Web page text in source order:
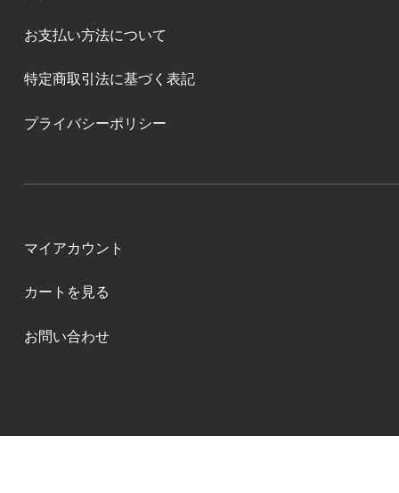
お支払い方法について
特定商取引法に基づく表記
プライバシーポリシー
マイアカウント
カートを見る
お問い合わせ